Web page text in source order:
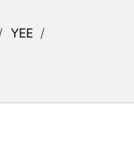
/ YEE /